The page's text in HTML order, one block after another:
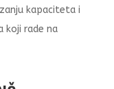
kapaciteta i
koji rade na